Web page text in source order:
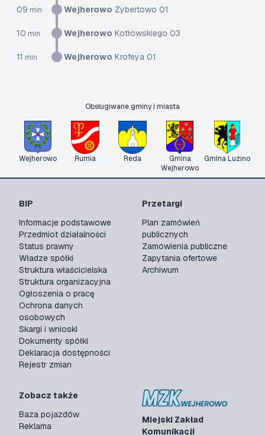
09 min Wejherowo Zybertowo 01
10 min Wejherowo Kotłowskiego 03
11 min Wejherowo Krofeya 01
Obsługiwane gminy i miasta
Wejherowo Rumia Reda
Gmina
Wejherowo
Gmina Luzino
Miejski Zakład
Komunikacji
BIP
Informacje podstawowe
Przedmiot działalności
Status prawny
Władze spółki
Struktura właścicielska
Struktura organizacyjna
Ogłoszenia o pracę
Ochrona danych
osobowych
Skargi i wnioski
Dokumenty spółki
Deklaracja dostępności
Rejestr zmian
Przetargi
Plan zamówień
publicznych
Zamówienia publiczne
Zapytania ofertowe
Archiwum
Zobacz także
Baza pojazdów
Reklama